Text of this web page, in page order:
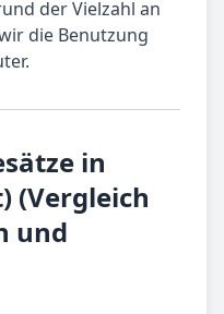
der Vielzahl an
die Benutzung
in
(Vergleich
und